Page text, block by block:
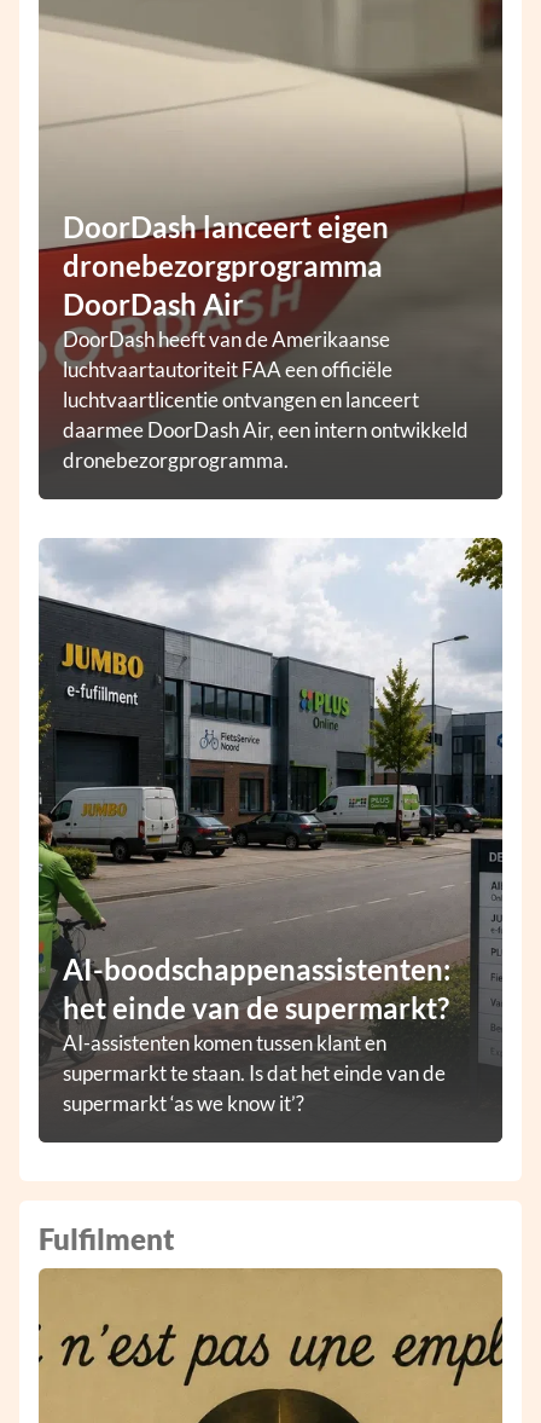
AI-boodschappenassistenten:
het einde van de supermarkt?
AI-assistenten komen tussen klant en
supermarkt te staan. Is dat het einde van de
supermarkt ‘as we know it’?
DoorDash lanceert eigen
dronebezorgprogramma
DoorDash Air
DoorDash heeft van de Amerikaanse
luchtvaartautoriteit FAA een officiële
luchtvaartlicentie ontvangen en lanceert
daarmee DoorDash Air, een intern ontwikkeld
dronebezorgprogramma.
Fulfilment